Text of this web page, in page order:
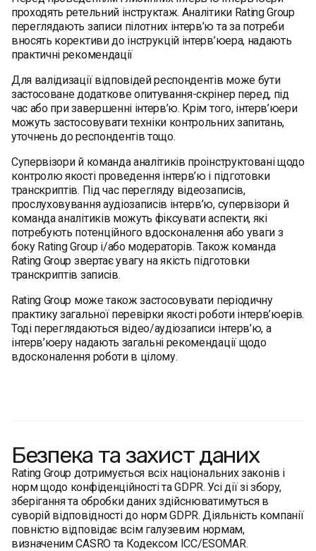
проходять ретельний інструктаж. Аналітики Rating Group
переглядають записи пілотних інтерв’ю та за потреби
вносять корективи до інструкцій інтерв’юера, надають
практичні рекомендації
Для валідизації відповідей респондентів може бути
застосоване додаткове опитування-скрінер перед, під
час або при завершенні інтерв’ю. Крім того, інтерв’юери
можуть застосовувати техніки контрольних запитань,
уточнень до респондентів тощо.
Супервізори й команда аналітиків проінструктовані щодо
контролю якості проведення інтерв’ю і підготовки
транскриптів. Під час перегляду відеозаписів,
прослуховування аудіозаписів інтерв’ю, супервізори й
команда аналітиків можуть фіксувати аспекти, які
потребують потенційного вдосконалення або уваги з
боку Rating Group і/або модераторів. Також команда
Rating Group звертає увагу на якість підготовки
транскриптів записів.
Rating Group може також застосовувати періодичну
практику загальної перевірки якості роботи інтерв’юерів.
Тоді переглядаються відео/аудіозаписи інтерв’ю, а
інтерв’юеру надають загальні рекомендації щодо
вдосконалення роботи в цілому.
Безпека та захист даних
Rating Group дотримується всіх національних законів і
норм щодо конфіденційності та GDPR. Усі дії зі збору,
зберігання та обробки даних здійснюватимуться в
суворій відповідності до норм GDPR. Діяльність компанії
повністю відповідає всім галузевим нормам,
визначеним CASRO та Кодексом ICC/ESOMAR.